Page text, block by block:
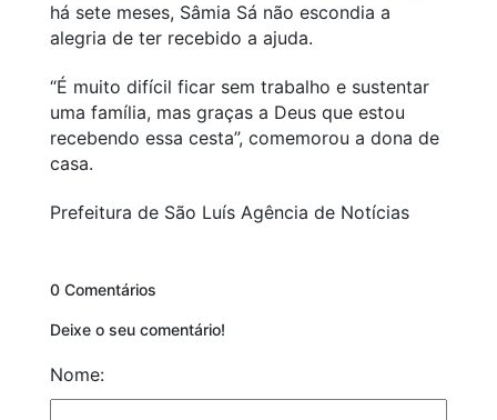
há sete meses, Sâmia Sá não escondia a
alegria de ter recebido a ajuda.
“É muito difícil ficar sem trabalho e sustentar
uma família, mas graças a Deus que estou
recebendo essa cesta”, comemorou a dona de
casa.
Prefeitura de São Luís Agência de Notícias
0 Comentários
Deixe o seu comentário!
Nome: